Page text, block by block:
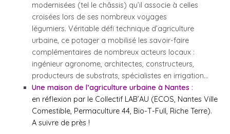
modernisées (tel le châssis) qu’il associe à celles
croisées lors de ses nombreux voyages
légumiers. Véritable défi technique d’agriculture
urbaine, ce potager a mobilisé les savoir-faire
complémentaires de nombreux acteurs locaux :
ingénieur agronome, architectes, constructeurs,
producteurs de substrats, spécialistes en irrigation…
Une maison de l’agriculture urbaine à Nantes :
en réflexion par le Collectif LAB’AU (ECOS, Nantes Ville
Comestible, Permaculture 44, Bio-T-Full, Riche Terre).
A suivre de près !